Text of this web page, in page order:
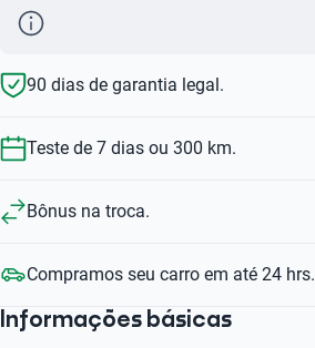
90 dias de garantia legal.
Teste de 7 dias ou 300 km.
Bônus na troca.
Compramos seu carro em até 24 hrs.
Informações básicas